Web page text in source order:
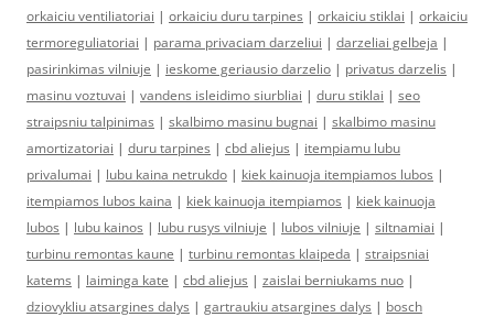
orkaiciu ventiliatoriai | orkaiciu duru tarpines | orkaiciu stiklai | orkaiciu
termoreguliatoriai | parama privaciam darzeliui | darzeliai gelbeja |
pasirinkimas vilniuje | ieskome geriausio darzelio | privatus darzelis |
masinu voztuvai | vandens isleidimo siurbliai | duru stiklai | seo
straipsniu talpinimas | skalbimo masinu bugnai | skalbimo masinu
amortizatoriai | duru tarpines | cbd aliejus | itempiamu lubu
privalumai | lubu kaina netrukdo | kiek kainuoja itempiamos lubos |
itempiamos lubos kaina | kiek kainuoja itempiamos | kiek kainuoja
lubos | lubu kainos | lubu rusys vilniuje | lubos vilniuje | siltnamiai |
turbinu remontas kaune | turbinu remontas klaipeda | straipsniai
katems | laiminga kate | cbd aliejus | zaislai berniukams nuo |
dziovykliu atsargines dalys | gartraukiu atsargines dalys | bosch